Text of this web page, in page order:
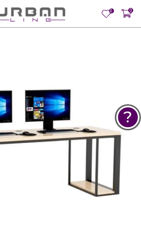
0
0
POMOĆ PRI KUPOVINI
Za više informacija, pomoć i
porudžbine
381 11 245 18 52
381 64 218 96 52
Radno vreme